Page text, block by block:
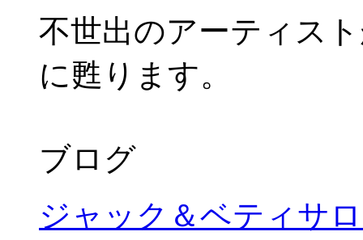
不世出のアーティス
に甦ります。
ブログ
ジャック＆ベティサ